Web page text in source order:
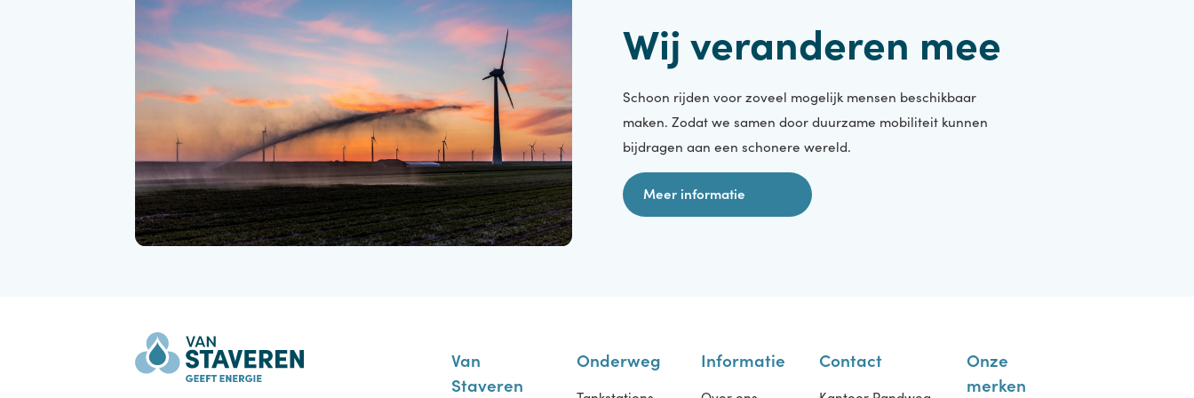
Energietransitie
Wij veranderen mee
maken. Zodat we samen door duurzame mobiliteit kunnen
bijdragen aan een schonere wereld.